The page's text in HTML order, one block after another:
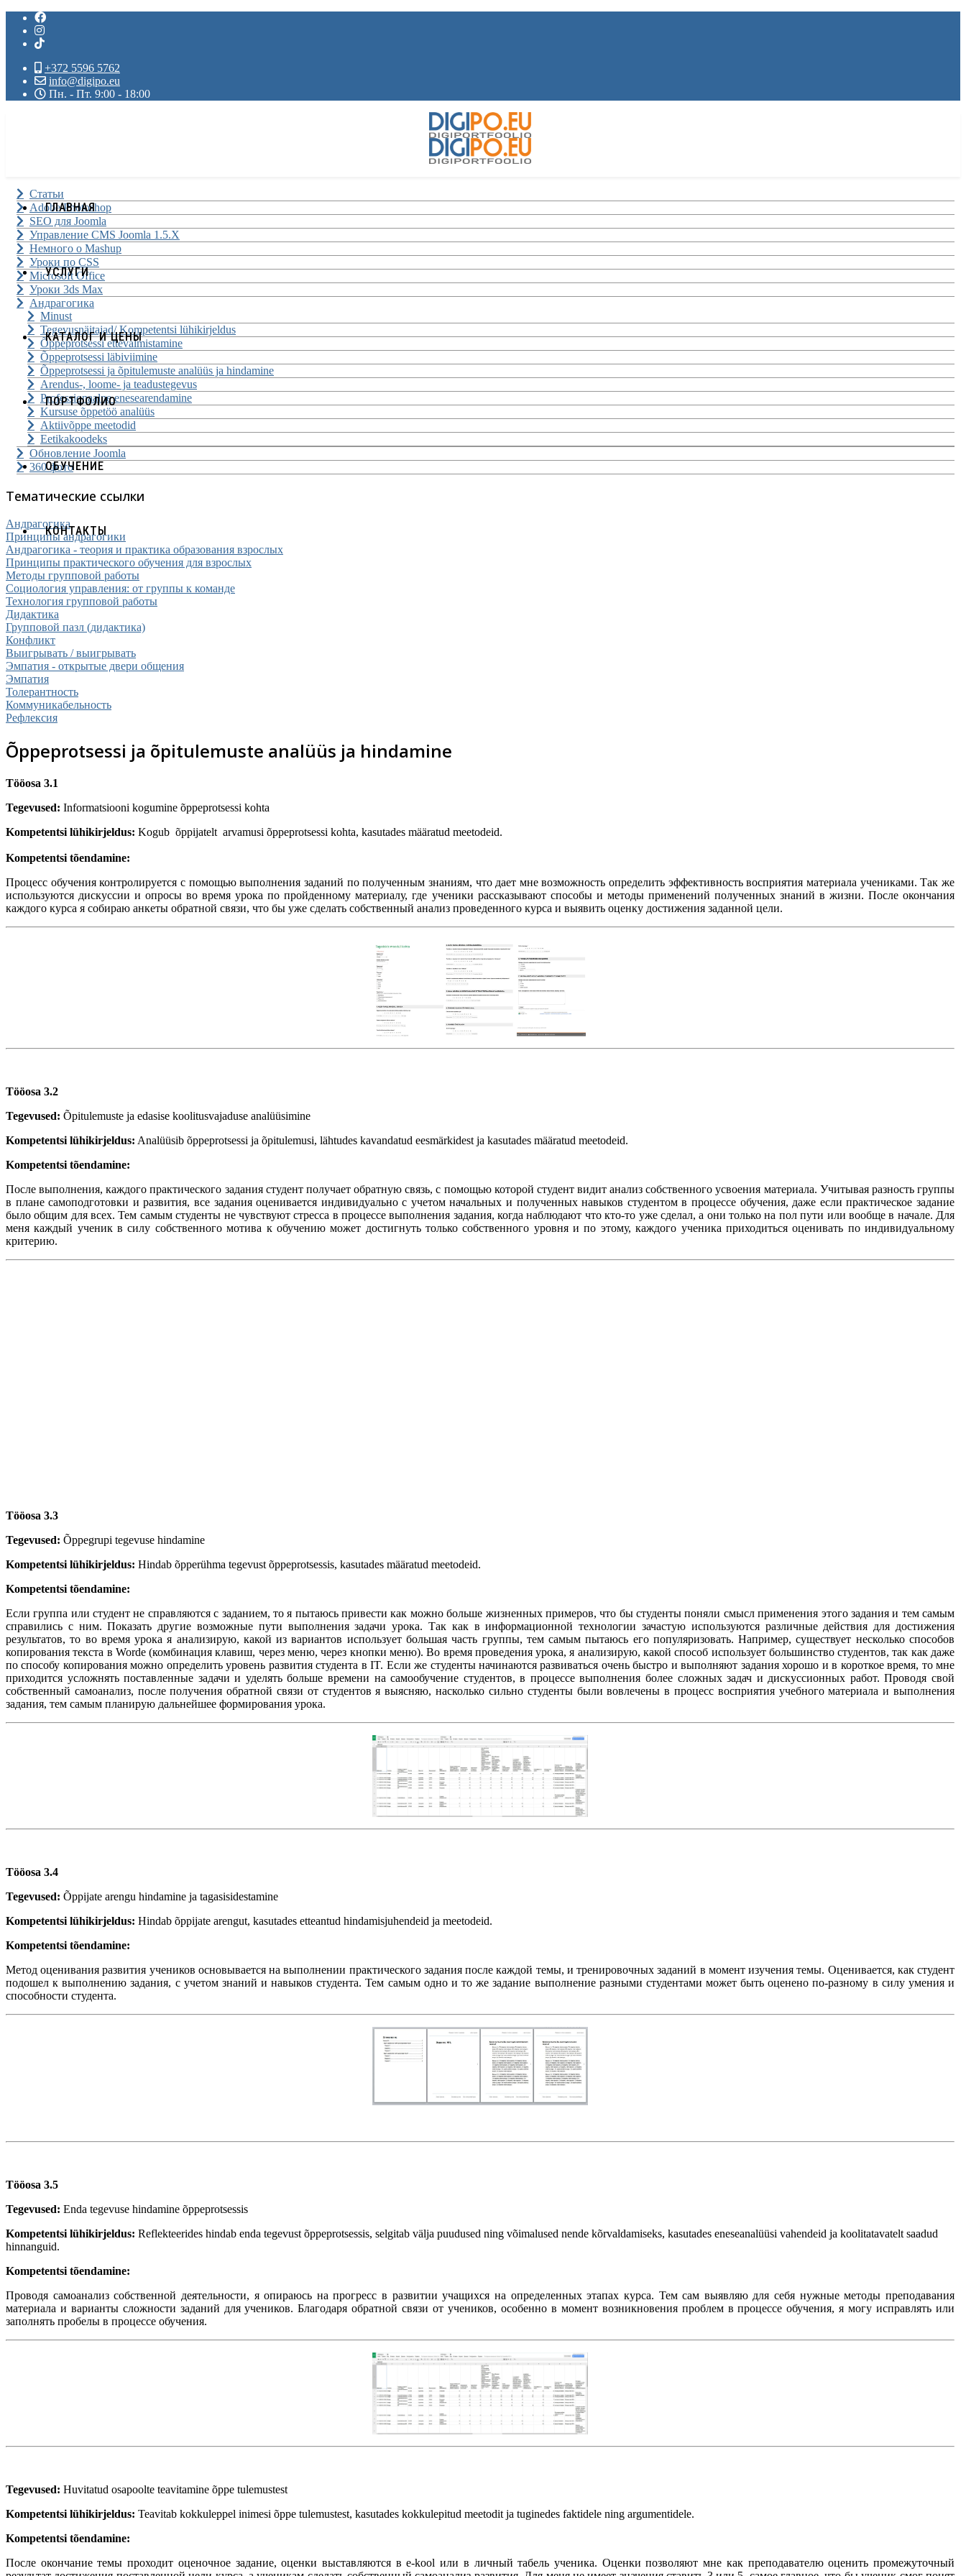
+372 5596 5762
info@digipo.eu
Пн. - Пт. 9:00 - 18:00
ГЛАВНАЯ
УСЛУГИ
КАТАЛОГ И ЦЕНЫ
ПОРТФОЛИО
ОБУЧЕНИЕ
КОНТАКТЫ
Статьи
Adobe Photoshop
SEO для Joomla
Управление CMS Joomla 1.5.X
Немного о Mashup
Уроки по CSS
Microsoft Office
Уроки 3ds Max
Андрагогика
Minust
Tegevusnäitajad/ Kompetentsi lühikirjeldus
Õppeprotsessi ettevalmistamine
Õppeprotsessi läbiviimine
Õppeprotsessi ja õpitulemuste analüüs ja hindamine
Arendus-, loome- ja teadustegevus
Professionaalne enesearendamine
Kursuse õppetöö analüüs
Aktiivõppe meetodid
Eetikakoodeks
Обновление Joomla
360 фото
Тематические ссылки
Андрагогика
Принципы андрагогики
Андрагогика - теория и практика образования взрослых
Принципы практического обучения для взрослых
Методы групповой работы
Социология управления: от группы к команде
Технология групповой работы
Дидактика
Групповой пазл (дидактика)
Конфликт
Выигрывать / выигрывать
Эмпатия - открытые двери общения
Эмпатия
Толерантность
Коммуникабельность
Рефлексия
Õppeprotsessi ja õpitulemuste analüüs ja hindamine
Tööosa 3.1
Tegevused: Informatsiooni kogumine õppeprotsessi kohta
Kompetentsi lühikirjeldus: Kogub õppijatelt arvamusi õppeprotsessi kohta, kasutades määratud meetodeid.
Kompetentsi tõendamine:
Процесс обучения контролируется с помощью выполнения заданий по полученным знаниям, что дает мне возможность определить эффективность восприятия материала учениками. Так же
используются дискуссии и опросы во время урока по пройденному материалу, где ученики рассказывают способы и методы применений полученных знаний в жизни. После окончания
каждого курса я собираю анкеты обратной связи, что бы уже сделать собственный анализ проведенного курса и выявить оценку достижения заданной цели.
Tööosa 3.2
Tegevused: Õpitulemuste ja edasise koolitusvajaduse analüüsimine
Kompetentsi lühikirjeldus: Analüüsib õppeprotsessi ja õpitulemusi, lähtudes kavandatud eesmärkidest ja kasutades määratud meetodeid.
Kompetentsi tõendamine:
После выполнения, каждого практического задания студент получает обратную связь, с помощью которой студент видит анализ собственного усвоения материала. Учитывая разность группы
в плане самоподготовки и развития, все задания оценивается индивидуально с учетом начальных и полученных навыков студентом в процессе обучения, даже если практическое задание
было общим для всех. Тем самым студенты не чувствуют стресса в процессе выполнения задания, когда наблюдают что кто-то уже сделал, а они только на пол пути или вообще в начале. Для
меня каждый ученик в силу собственного мотива к обучению может достигнуть только собственного уровня и по этому, каждого ученика приходиться оценивать по индивидуальному
критерию.
Tööosa 3.3
Tegevused: Õppegrupi tegevuse hindamine
Kompetentsi lühikirjeldus: Hindab õpperühma tegevust õppeprotsessis, kasutades määratud meetodeid.
Kompetentsi tõendamine:
Если группа или студент не справляются с заданием, то я пытаюсь привести как можно больше жизненных примеров, что бы студенты поняли смысл применения этого задания и тем самым
справились с ним. Показать другие возможные пути выполнения задачи урока. Так как в информационной технологии зачастую используются различные действия для достижения
результатов, то во время урока я анализирую, какой из вариантов использует большая часть группы, тем самым пытаюсь его популяризовать. Например, существует несколько способов
копирования текста в Worde (комбинация клавиш, через меню, через кнопки меню). Во время проведения урока, я анализирую, какой способ использует большинство студентов, так как даже
по способу копирования можно определить уровень развития студента в IT. Если же студенты начинаются развиваться очень быстро и выполняют задания хорошо и в короткое время, то мне
приходится усложнять поставленные задачи и уделять больше времени на самообучение студентов, в процессе выполнения более сложных задач и дискуссионных работ. Проводя свой
собственный самоанализ, после получения обратной связи от студентов я выясняю, насколько сильно студенты были вовлечены в процесс восприятия учебного материала и выполнения
задания, тем самым планирую дальнейшее формирования урока.
Tööosa 3.4
Tegevused: Õppijate arengu hindamine ja tagasisidestamine
Kompetentsi lühikirjeldus: Hindab õppijate arengut, kasutades etteantud hindamisjuhendeid ja meetodeid.
Kompetentsi tõendamine:
Метод оценивания развития учеников основывается на выполнении практического задания после каждой темы, и тренировочных заданий в момент изучения темы. Оценивается, как студент
подошел к выполнению задания, с учетом знаний и навыков студента. Тем самым одно и то же задание выполнение разными студентами может быть оценено по-разному в силу умения и
способности студента.
Tööosa 3.5
Tegevused: Enda tegevuse hindamine õppeprotsessis
Kompetentsi lühikirjeldus: Reflekteerides hindab enda tegevust õppeprotsessis, selgitab välja puudused ning võimalused nende kõrvaldamiseks, kasutades eneseanalüüsi vahendeid ja koolitatavatelt saadud
hinnanguid.
Kompetentsi tõendamine:
Проводя самоанализ собственной деятельности, я опираюсь на прогресс в развитии учащихся на определенных этапах курса. Тем сам выявляю для себя нужные методы преподавания
материала и варианты сложности заданий для учеников. Благодаря обратной связи от учеников, особенно в момент возникновения проблем в процессе обучения, я могу исправлять или
заполнять пробелы в процессе обучения.
Tegevused: Huvitatud osapoolte teavitamine õppe tulemustest
Kompetentsi lühikirjeldus: Teavitab kokkuleppel inimesi õppe tulemustest, kasutades kokkulepitud meetodit ja tuginedes faktidele ning argumentidele.
Kompetentsi tõendamine:
После окончание темы проходит оценочное задание, оценки выставляются в e-kool или в личный табель ученика. Оценки позволяют мне как преподавателю оценить промежуточный